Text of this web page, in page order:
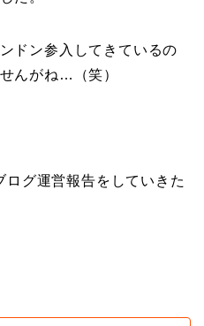
ドン参入してきているの
んがね…（笑）
グ運営報告をしていきた